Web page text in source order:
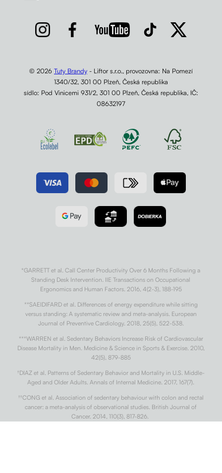
© 2026 Tuty Brandy- Liftor s.r.o., provozovna: Na Pomezí
1340/32, 301 00 Plzeň, Česká republika
sídlo: Pod Vinicemi 931/2, 301 00 Plzeň, Česká republika, IČ:
08632197
*GARRETT et al. Call Center Productivity Over 6 Months Following a
Standing Desk Intervention. IIE Transactions on Occupational
Ergonomics and Human Factors. 2016, 4(2-3), 188-195
**SAEIDIFARD et al. Differences of energy expenditure while sitting
versus standing: A systematic review and meta-analysis. European
Journal of Preventive Cardiology. 2018, 25(5), 522-538.
***WARREN et al. Sedentary Behaviors Increase Risk of Cardiovascular
Disease Mortality in Men. Medicine & Science in Sports & Exercise. 2010,
42(5), 879-885
†DIAZ et al. Patterns of Sedentary Behavior and Mortality in U.S. Middle-
Aged and Older Adults. Annals of Internal Medicine. 2017, 167(7).
††CONG et al. Association of sedentary behaviour with colon and rectal
cancer: a meta-analysis of observational studies. British Journal of
Cancer. 2014, 110(3), 817-826.